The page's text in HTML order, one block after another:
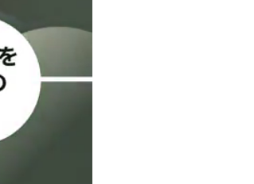
ことから、格
と頑張りま
ところだ。